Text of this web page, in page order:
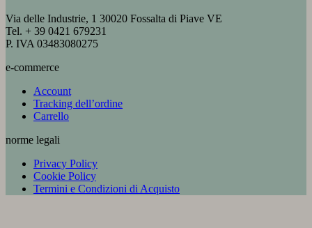
Via delle Industrie, 1 30020 Fossalta di Piave VE
Tel. + 39 0421 679231
P. IVA 03483080275
e-commerce
Account
Tracking dell’ordine
Carrello
norme legali
Privacy Policy
Cookie Policy
Termini e Condizioni di Acquisto